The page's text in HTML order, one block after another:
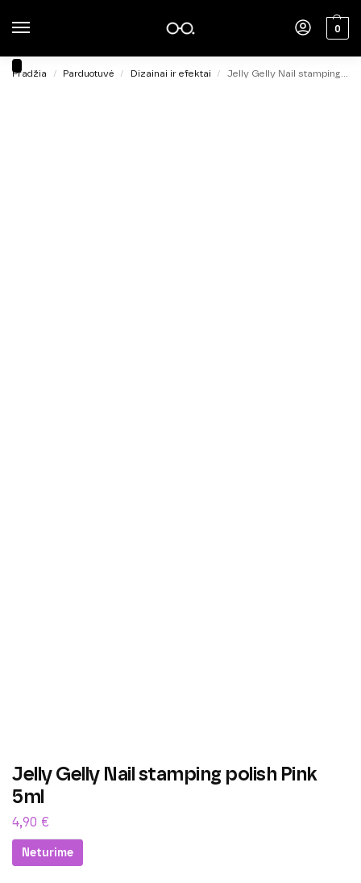
0
Pradžia / Parduotuvė / Dizainai ir efektai / Jelly Gelly Nail stamping polish Pink 5ml
Jelly Gelly Nail stamping polish Pink
5ml
4,90 €
Neturime